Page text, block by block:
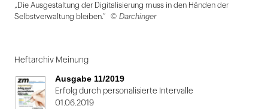
„Die Ausgestaltung der Digitalisierung muss in den Händen der
Selbstverwaltung bleiben.“
© Darchinger
1
von
2
Heftarchiv Meinung
Ausgabe 11/2019
Erfolg durch personalisierte Intervalle
01.06.2019